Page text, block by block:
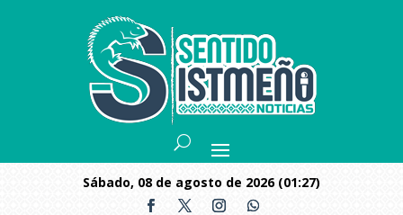
sábado, 08 de agosto de 2026 (01:27)